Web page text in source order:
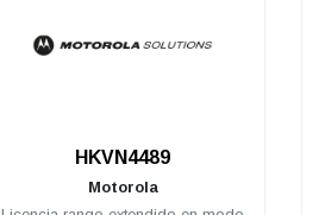
HKVN4489
Motorola